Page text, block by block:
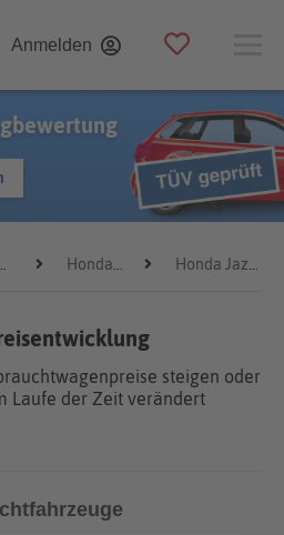
Anmelden
Honda Jazz Honda Jazz 2003
steigen oder
Laufe der Zeit verändert